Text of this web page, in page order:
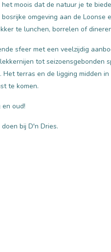
moois dat de natuur je te
omgeving aan de Loonse
te lunchen, borrelen of
sfeer met een veelzijdig
tot seizoensgebonden
terras en de ligging midden
te komen.
oud!
bij D'n Dries.